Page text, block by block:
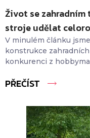
Život se zahradním
stroje udělat
V minulém článku
konstrukce
konkurenci z
PŘEČÍST